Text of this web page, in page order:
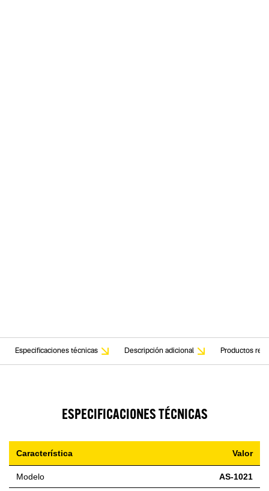
Especificaciones técnicas Descripción adicional Productos
ESPECIFICACIONES TÉCNICAS
Característica Valor
Modelo AS-1021